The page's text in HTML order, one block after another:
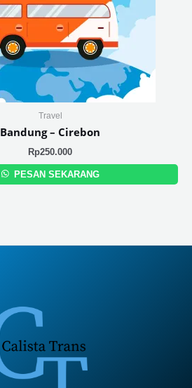
Travel
Bandung – Cirebon
Rp250.000
PESAN SEKARANG